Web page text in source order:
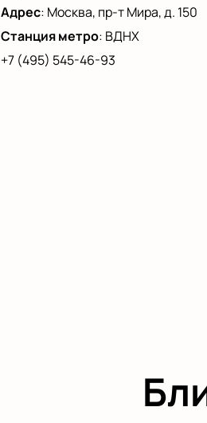
Адрес: Москва, пр-т Мира, д. 150
Станция метро: ВДНХ
+7 (495) 545-46-93